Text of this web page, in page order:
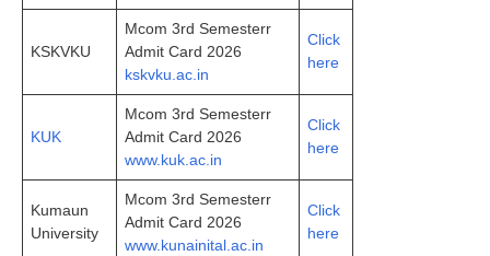
KSKVKU
Mcom 3rd Semesterr
Admit Card 2026
kskvku.ac.in
Click
here
KUK
Mcom 3rd Semesterr
Admit Card 2026
www.kuk.ac.in
Click
here
Kumaun
University
Mcom 3rd Semesterr
Admit Card 2026
www.kunainital.ac.in
Click
here